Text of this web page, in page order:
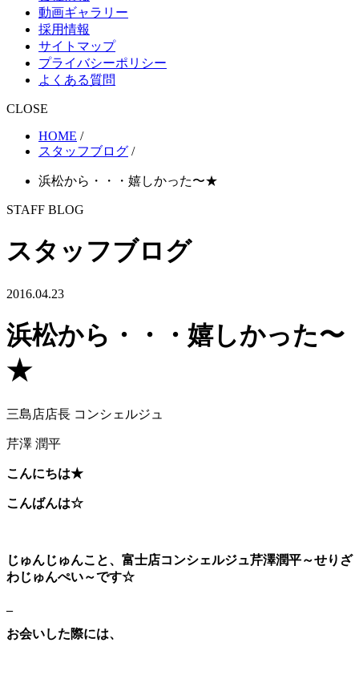
動画ギャラリー
採用情報
サイトマップ
プライバシーポリシー
よくある質問
CLOSE
HOME /
スタッフブログ /
浜松から・・・嬉しかった〜★
STAFF BLOG
スタッフブログ
2016.04.23
浜松から・・・嬉しかった〜
★
三島店店長 コンシェルジュ
芹澤 潤平
こんにちは★
こんばんは☆
じゅんじゅんこと、富士店コンシェルジュ芹澤潤平～せりざ
わじゅんぺい～です☆
お会いした際には、